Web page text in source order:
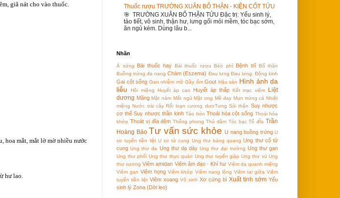
giã nát cho vào thuốc.
hoa mắt, mắt lờ mờ nhiều nước
hư lao.
Thuốc rượu TRƯỜNG XUÂN BỔ THẬN - KIỆN CỐT TỬU
🎯 TRƯỜNG XUÂN BỔ THẬN TỬU Đặc trị: Yếu sinh lý,
tảo tiết, vô sinh, thận hư, lưng gối mỏi mềm, tóc bạc sớm,
ăn ngủ kém. Dùng lâu b...
Nhãn
Á sứng Bài thuốc hay Bài thuốc rượu Béo phì Bệnh trĩ Bổ thận
Buồng trứng đa nang Chàm (Eszema) Đau lưng Đau lưng. Động kinh
Gai cột sống Gan nhiễm mỡ Gầy ốm Gout Hậu sản Hình ảnh da
liễu
Hôi miệng Huyết áp cao Huyết áp thấp Kết mạc viêm
Liệt
dương Măng Mặt nám Mất ngủ Mật ong Mề đay Mụn trứng cá Nhiệt
miệng Nước trái cây Rối loạn cương dươTưng Sỏi thận Suy nhược
cơ thể Suy nhược thần kinh Táo bón Thoái hóa cột sống Thoái hóa
khớp Thoát vị đĩa đệm Thống phong Thủ dâm Tóc bạc Tổ đỈa Trần
Hoàng Bảo Tư vấn sức khỏe U nang buồng trứng U
xơ tuyến tiền liệt U xơ tử cung Ung thư bàng quang Ung thư cổ tử
cung Ung thư da Ung thư dạ dày Ung thư đại trường Ung thư gan
Ung thư phổi Ung thư thực quản Ung thư tuyến giáp Ung thư vú Ung
thư xương Viêm amidan Viêm âm đạo - Khí hư Viêm da quanh miệng
Viêm gan Viêm họng Viêm khớp Viêm nang lông Viêm tai giữa Viêm
tuyến tiền liệt Viêm xoang Vô sinh Xơ cứng bì Xuất tinh sớm Yếu
sinh lý Zona (Dời leo)